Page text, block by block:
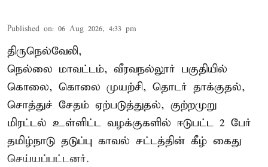
Published on: 06 Aug 2026, 4:33 pm
திருநெல்வேலி,
நெல்லை மாவட்டம், வீரவநல்லூர் பகுதியில்
கொலை, கொலை முயற்சி, தொடர் தாக்குதல்,
சொத்துச் சேதம் ஏற்படுத்துதல், குற்றமுறு
மிரட்டல் உள்ளிட்ட வழக்குகளில் ஈடுபட்ட 2 பேர்
தமிழ்நாடு தடுப்பு காவல் சட்டத்தின் கீழ் கைது
செய்யப்பட்டனர்.